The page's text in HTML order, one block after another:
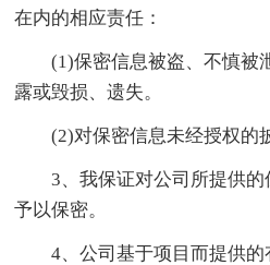
在内的相应责任：
(1)保密信息被盗、不慎被
露或毁损、遗失。
(2)对保密信息未经授权的披
3、我保证对公司所提供的
予以保密。
4、公司基于项目而提供的